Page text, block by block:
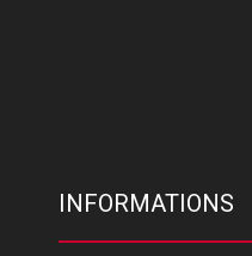
INFORMATIONS